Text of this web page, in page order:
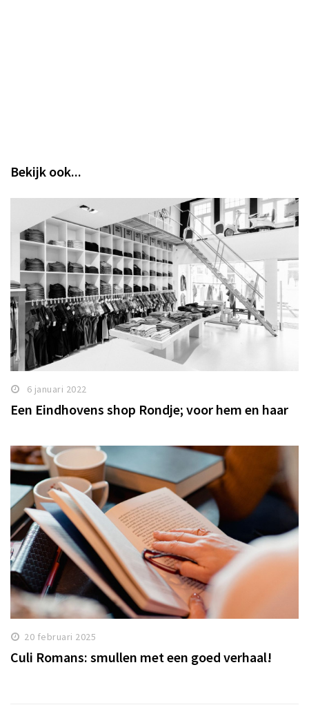
Bekijk ook...
6 januari 2022
Een Eindhovens shop Rondje; voor hem en haar
20 februari 2025
Culi Romans: smullen met een goed verhaal!